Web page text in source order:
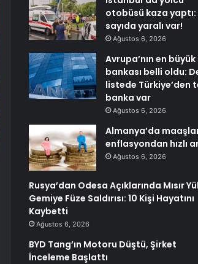
otobüsü kaza yaptı:
sayıda yaralı var!
Ağustos 6, 2026
Avrupa’nın en büyük
bankası belli oldu:
listede Türkiye’den
banka var
Ağustos 6, 2026
Almanya’da
enflasyondan hızlı
Ağustos 6, 2026
Rusya’dan Odesa Açıklarında Mısır
Gemiye Füze Saldırısı: 10 Kişi Hayatını
Kaybetti
Ağustos 6, 2026
BYD Tang’ın Motoru Düştü, Şirket
İnceleme Başlattı